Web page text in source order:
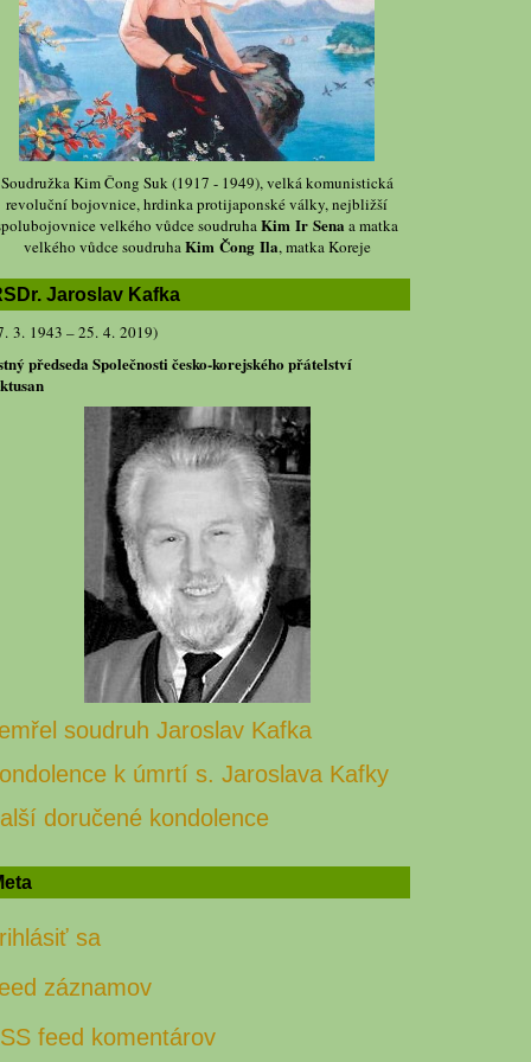
Soudružka Kim Čong Suk (1917 - 1949), velká komunistická
revoluční bojovnice, hrdinka protijaponské války, nejbližší
velkého vůdce soudruhaKim Ir Sena a matka
velkého vůdce soudruhaKim Čong Ila, matka Koreje
Jaroslav Kafka
3. 1943 – 25. 4. 2019)
předseda Společnosti česko-korejského přátelství
soudruh Jaroslav Kafka
k úmrtí s. Jaroslava Kafky
doručené kondolence
sa
záznamov
feed komentárov